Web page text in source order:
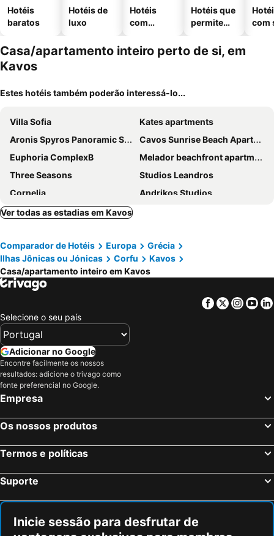
Hotéis
baratos
Hotéis de
luxo
Hotéis
com
Hotéis que
permitem
com
Casa/apartamento inteiro perto de si, em
Kavos
Estes hotéis também poderão interessá-lo...
Villa Sofia
Kates apartments
Aronis Spyros Panoramic Seaview Rooms
Cavos Sunrise Beach Apartments
Euphoria ComplexB
Melador beachfront apartments
Three Seasons
Studios Leandros
Cornelia
Andrikos Studios
Petros Studios
Ver todas as estadias em Kavos
Comparador de Hotéis Europa
Grécia
Ilhas Jônicas ou Jónicas
Corfu
Kavos
Casa/apartamento inteiro em Kavos
Facebook
Twitter
Selecione o seu país
Adicionar no Google
Encontre facilmente os nossos
resultados: adicione o trivago como
fonte preferencial no Google.
Empresa
Os nossos produtos
Termos e políticas
Suporte
Inicie sessão para desfrutar de